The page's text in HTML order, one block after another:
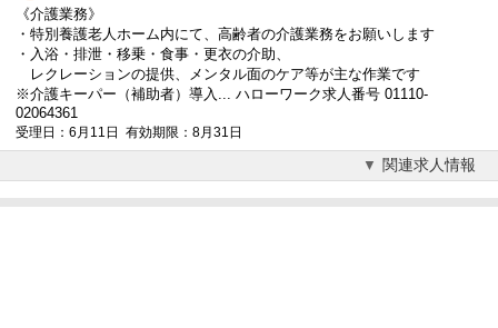
《介護業務》
・特別養護老人ホーム内にて、高齢者の介護業務をお願いします
・入浴・排泄・移乗・食事・更衣の介助、
レクレーションの提供、メンタル面のケア等が主な作業です
※介護キーパー（補助者）導入... ハローワーク求人番号 01110-
02064361
受理日：6月11日 有効期限：8月31日
関連求人情報